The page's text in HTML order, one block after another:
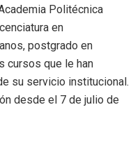
Politécnica
en
postgrado en
cursos que le han
su servicio institucional.
desde el 7 de julio de